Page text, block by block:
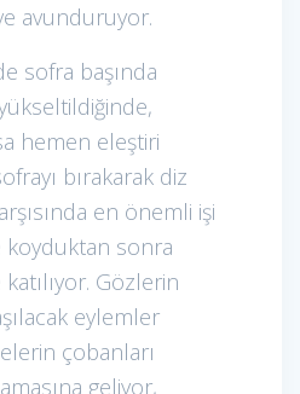
avunduruyor.
sofra başında
hemen eleştiri
bırakarak diz
en önemli işi
koyduktan sonra
Gözlerin
eylemler
çobanları
geliyor,